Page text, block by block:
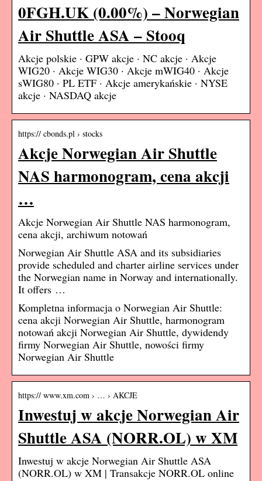
0FGH.UK (0.00%) – Norwegian
Air Shuttle ASA – Stooq
Akcje polskie · GPW akcje · NC akcje · Akcje
WIG20 · Akcje WIG30 · Akcje mWIG40 · Akcje
sWIG80 · PL ETF · Akcje amerykańskie · NYSE
akcje · NASDAQ akcje
https:// cbonds.pl › stocks
Akcje Norwegian Air Shuttle
NAS harmonogram, cena akcji
…
Akcje Norwegian Air Shuttle NAS harmonogram,
cena akcji, archiwum notowań
Norwegian Air Shuttle ASA and its subsidiaries
provide scheduled and charter airline services under
the Norwegian name in Norway and internationally.
It offers …
Kompletna informacja o Norwegian Air Shuttle:
cena akcji Norwegian Air Shuttle, harmonogram
notowań akcji Norwegian Air Shuttle, dywidendy
firmy Norwegian Air Shuttle, nowości firmy
Norwegian Air Shuttle
https:// www.xm.com › … › AKCJE
Inwestuj w akcje Norwegian Air
Shuttle ASA (NORR.OL) w XM
Inwestuj w akcje Norwegian Air Shuttle ASA
(NORR.OL) w XM | Transakcje NORR.OL online